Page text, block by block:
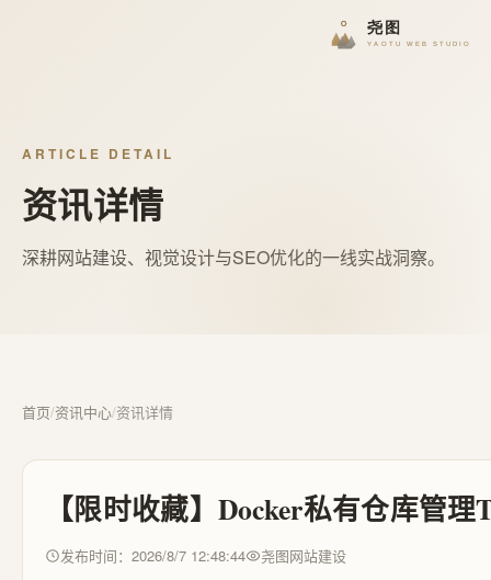
ARTICLE DETAIL
资讯详情
深耕网站建设、视觉设计与SEO优化的一线实战洞察。
首页/资讯中心/资讯详情
【限时收藏】Docker私有仓库管
发布时间：2026/8/7 12:48:44 尧图网站建设